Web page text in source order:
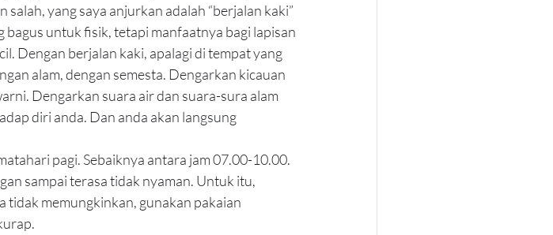
yang saya anjurkan adalah “berjalan kaki”
bagus untuk fisik, tetapi manfaatnya bagi lapisan
Dengan berjalan kaki, apalagi di tempat yang
alam, dengan semesta. Dengarkan kicauan
Dengarkan suara air dan suara-sura alam
diri anda. Dan anda akan langsung
pagi. Sebaiknya antara jam 07.00-10.00.
sampai terasa tidak nyaman. Untuk itu,
tidak memungkinkan, gunakan pakaian